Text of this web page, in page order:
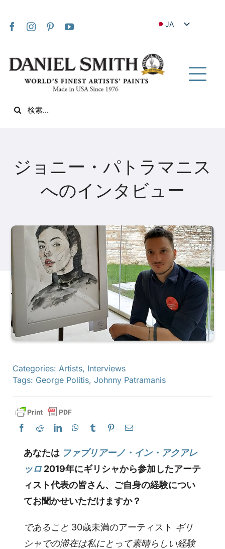
JA
IT
ZH
ZH_TW
私たちについて
イベント
ブログ
販売店を探す
お問い合わせ
購読する
Search
for:
ジョニー・パトラマニス
へのインタビュー
Categories: Artists, Interviews
Tags: George Politis, Johnny Patramanis
あなたは ファブリアーノ・イン・アクアレ
ッロ 2019年にギリシャから参加したアーテ
ィスト代表の皆さん、ご自身の経験につい
てお聞かせいただけますか？
であること 30歳未満のアーティスト ギリ
シャでの滞在は私にとって素晴らしい経験